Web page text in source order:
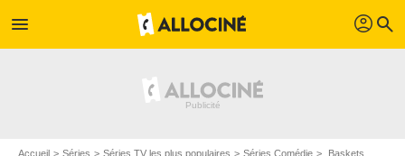
menu profil search
Accueil Séries Séries TV les plus populaires Séries Comédie Baskets